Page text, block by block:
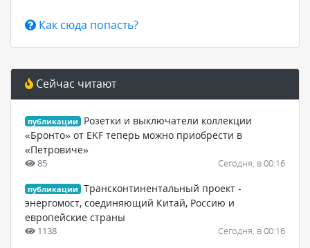
Как сюда попасть?
Сейчас читают
публикации
Розетки и выключатели коллекции
«Бронто» от EKF теперь можно приобрести в
«Петровиче»
85 Сегодня, в 00:16
публикации
Трансконтинентальный проект -
энергомост, соединяющий Китай, Россию и
европейские страны
1138 Сегодня, в 00:16